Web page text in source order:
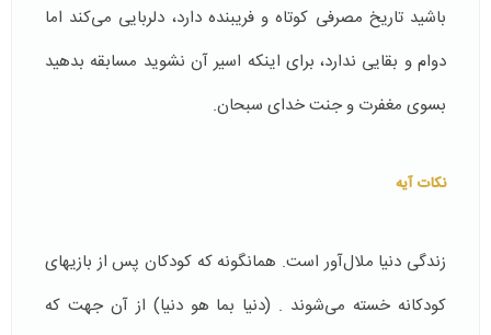
باشید تاریخ مصرفی کوتاه و فریبنده دارد، دلربایی می‌کند اما
دوام و بقایی ندارد، برای اینکه اسیر آن نشوید مسابقه بدهید
بسوی مغفرت و جنت خدای سبحان.
نکات آیه
زندگی دنیا ملال‌آور است. همانگونه که کودکان پس از بازیهای
کودکانه خسته می‌شوند . (دنیا بما هو دنیا) از آن جهت که